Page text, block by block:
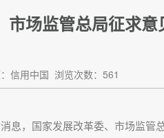
市场监管总局征求
信用中国 浏览次数：561
，国家发展改革委、市场监管